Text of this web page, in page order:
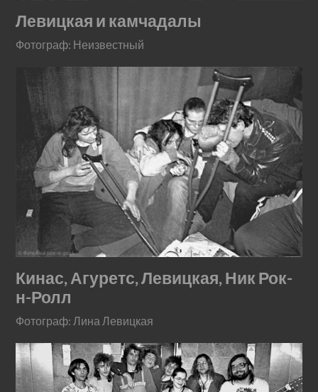
Левицкая и камчадалы
Фотограф: Неизвестный
Кинас, Агуретс, Левицкая, Ник Рок-
н-Ролл
Фотограф: Лина Левицкая